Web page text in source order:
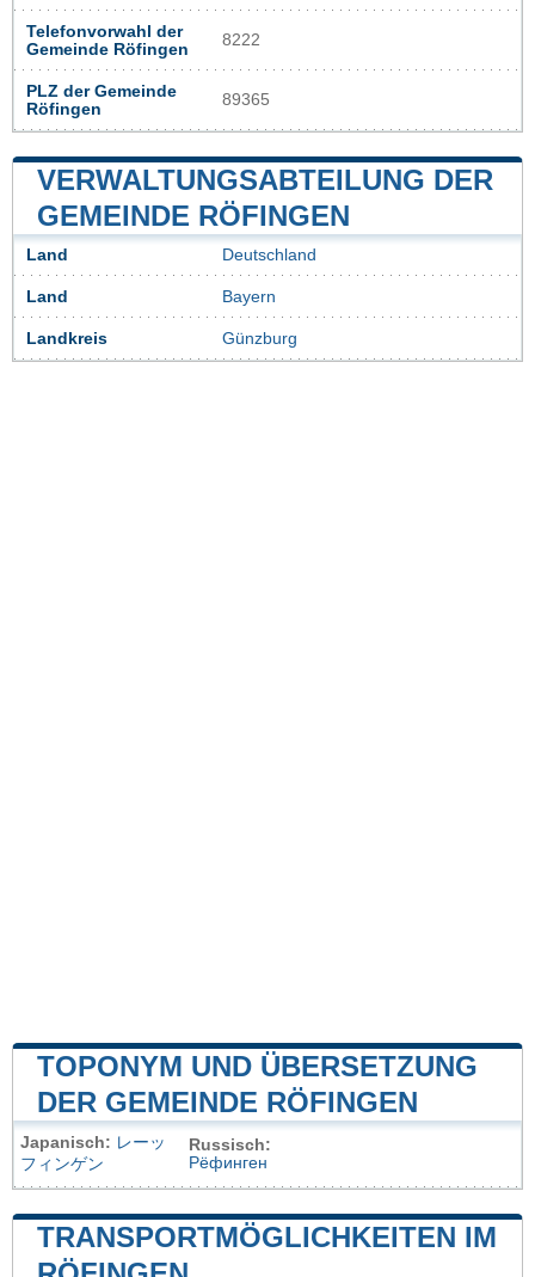
Telefonvorwahl der
Gemeinde Röfingen
8222
PLZ der Gemeinde
Röfingen
89365
VERWALTUNGSABTEILUNG DER
GEMEINDE RÖFINGEN
Land Deutschland
Land Bayern
Landkreis Günzburg
TOPONYM UND ÜBERSETZUNG
DER GEMEINDE RÖFINGEN
Japanisch: レーッ
フィンゲン
Russisch:
Рёфинген
TRANSPORTMÖGLICHKEITEN IM